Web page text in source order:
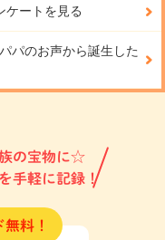
ケートを見る
パのお声から誕生した
の宝物に☆
手軽に記録！
料！